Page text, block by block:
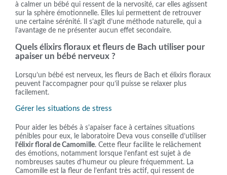
à calmer un bébé qui ressent de la nervosité, car elles agissent
sur la sphère émotionnelle. Elles lui permettent de retrouver
une certaine sérénité. Il s’agit d’une méthode naturelle, qui a
l’avantage de ne présenter aucun effet secondaire.
Quels élixirs floraux et fleurs de Bach utiliser pour
apaiser un bébé nerveux ?
Lorsqu’un bébé est nerveux, les fleurs de Bach et élixirs floraux
peuvent l’accompagner pour qu’il puisse se relaxer plus
facilement.
Gérer les situations de stress
Pour aider les bébés à s’apaiser face à certaines situations
pénibles pour eux, le laboratoire Deva vous conseille d’utiliser
l’élixir floral de Camomille. Cette fleur facilite le relâchement
des émotions, notamment lorsque l’enfant est sujet à de
nombreuses sautes d’humeur ou pleure fréquemment. La
Camomille est la fleur de l’enfant très actif, qui ressent de